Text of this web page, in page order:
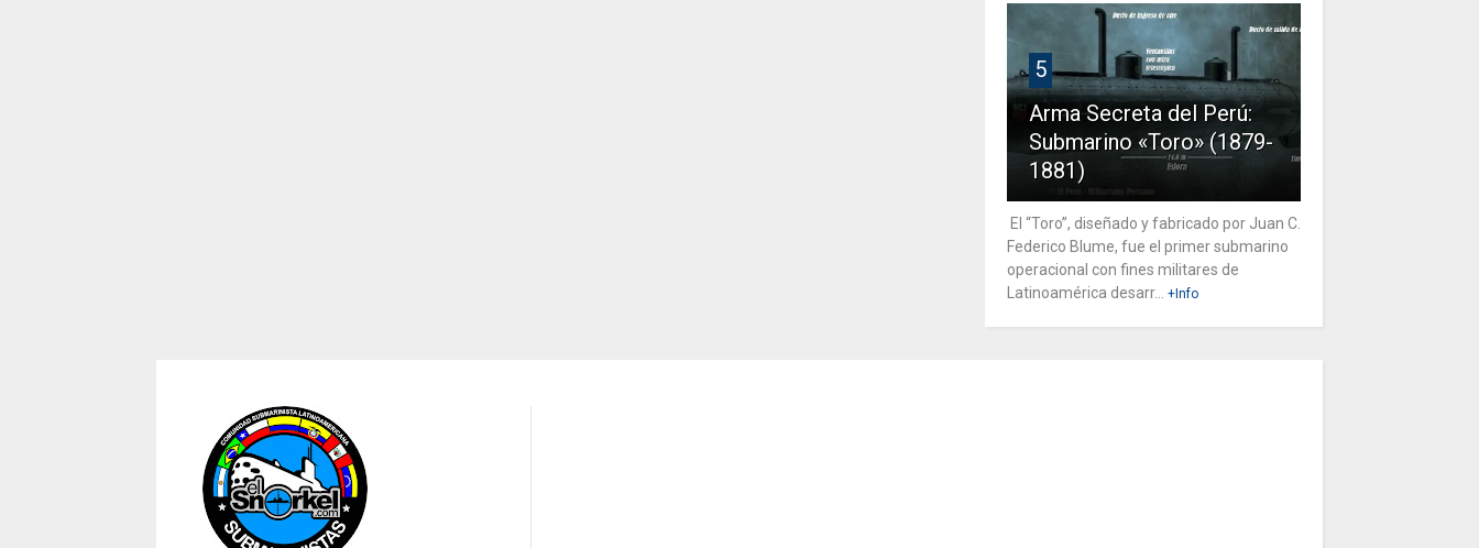
5
Arma Secreta del Perú:
Submarino «Toro» (1879-
1881)
El “Toro”, diseñado y fabricado por Juan C.
Federico Blume, fue el primer submarino
operacional con fines militares de
Latinoamérica desarr...
+Info